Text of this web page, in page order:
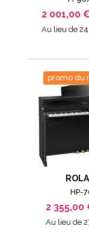
2 001,00
Au lieu de
promo du
HP-
2 355,00
Au lieu de